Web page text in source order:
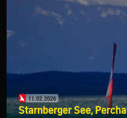
11.02.2026
Starnberger See, Percha